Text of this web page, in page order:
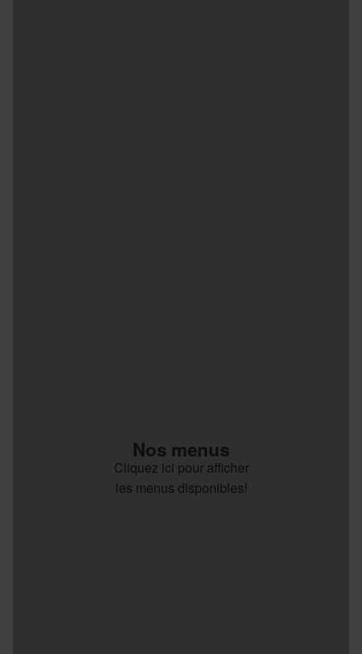
Nos menus
Cliquez ici pour afficher
les menus disponibles!